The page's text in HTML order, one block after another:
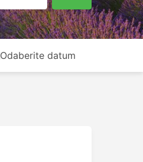
Odaberite datum